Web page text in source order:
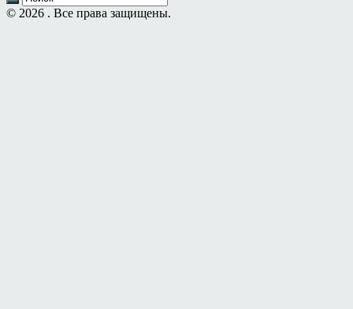
© 2026 . Все права защищены.